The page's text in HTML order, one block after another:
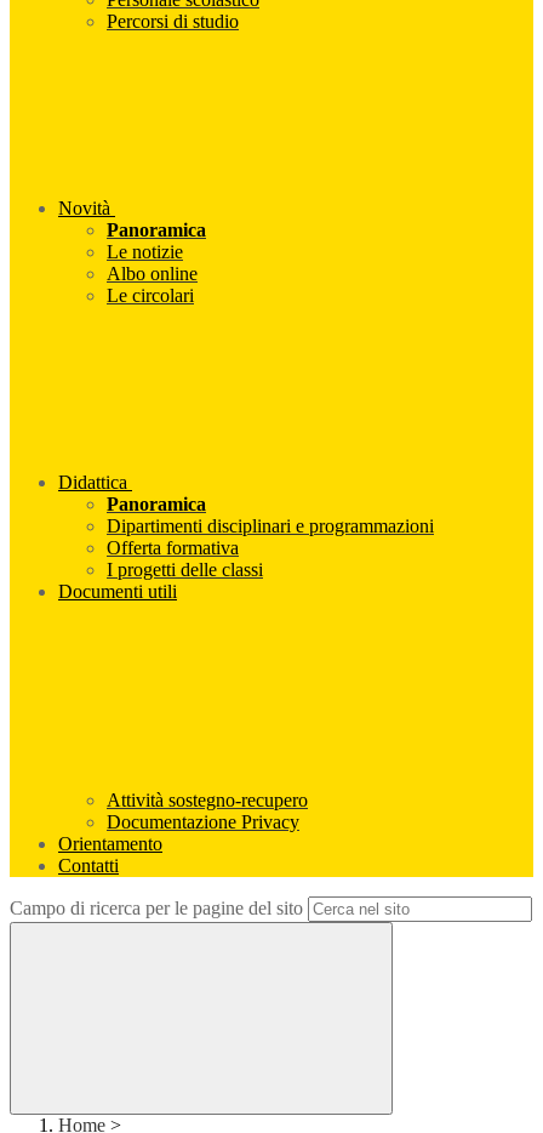
Percorsi di studio
Novità
Panoramica
Le notizie
Albo online
Le circolari
Didattica
Panoramica
Dipartimenti disciplinari e programmazioni
Offerta formativa
I progetti delle classi
Documenti utili
Attività sostegno-recupero
Documentazione Privacy
Orientamento
Contatti
Campo di ricerca per le pagine del sito
Home >